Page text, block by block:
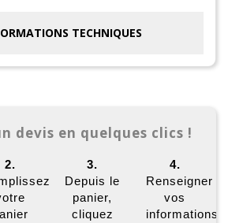
TECHNIQUES
devis en quelques clics !
2.
3.
Depuis le
panier,
cliquez
4.
Renseigner
vos
informations